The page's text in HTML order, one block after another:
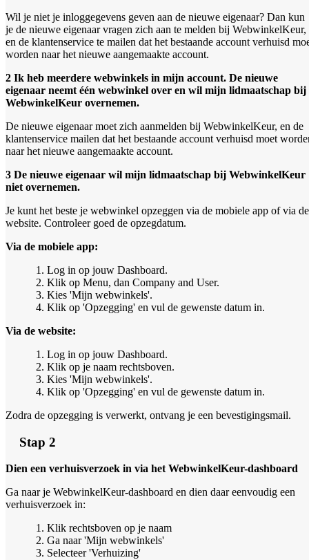
Wil je niet je inloggegevens geven aan de nieuwe eigenaar? Dan kun
je de nieuwe eigenaar vragen zich aan te melden bij WebwinkelKeur,
en de klantenservice te mailen dat het bestaande account verhuisd
worden naar het nieuwe aangemaakte account.
2 Ik heb meerdere webwinkels in mijn account. De nieuwe
eigenaar neemt één webwinkel over en wil mijn lidmaatschap bij
WebwinkelKeur overnemen.
De nieuwe eigenaar moet zich aanmelden bij WebwinkelKeur, en de
klantenservice mailen dat het bestaande account verhuisd moet
naar het nieuwe aangemaakte account.
3 De nieuwe eigenaar wil mijn lidmaatschap bij WebwinkelKeur
niet overnemen.
Je kunt het beste je webwinkel opzeggen via de mobiele app of via de
website. Controleer goed de opzegdatum.
Via de mobiele app:
Log in op jouw Dashboard.
Klik op Menu, dan Company and User.
Kies 'Mijn webwinkels'.
Klik op 'Opzegging' en vul de gewenste datum in.
Via de website:
Log in op jouw Dashboard.
Klik op je naam rechtsboven.
Kies 'Mijn webwinkels'.
Klik op 'Opzegging' en vul de gewenste datum in.
Zodra de opzegging is verwerkt, ontvang je een bevestigingsmail.
Stap 2
Dien een verhuisverzoek in via het WebwinkelKeur-dashboard
Ga naar je WebwinkelKeur-dashboard en dien daar eenvoudig een
verhuisverzoek in:
Klik rechtsboven op je naam
Ga naar 'Mijn webwinkels'
Selecteer 'Verhuizing'